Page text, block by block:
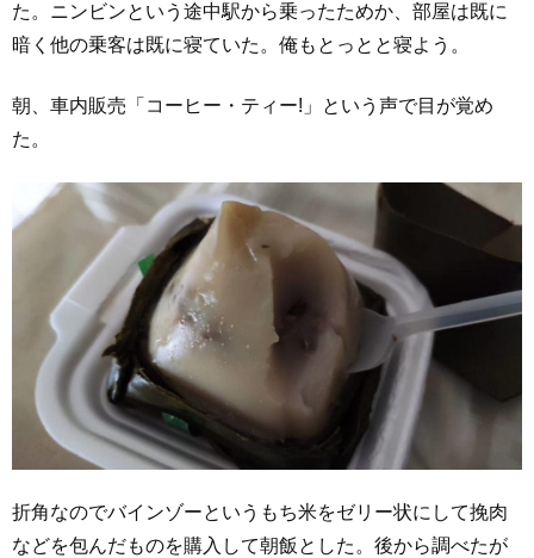
た。ニンビンという途中駅から乗ったためか、部屋は既に
暗く他の乗客は既に寝ていた。俺もとっとと寝よう。
朝、車内販売「コーヒー・ティー!」という声で目が覚め
た。
折角なのでバインゾーというもち米をゼリー状にして挽肉
などを包んだものを購入して朝飯とした。後から調べたが